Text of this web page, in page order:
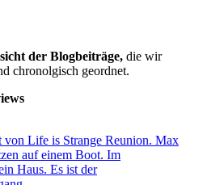
der Blogbeiträge, die wir
chronolgisch geordnet.